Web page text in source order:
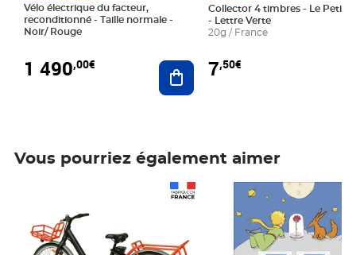
Vélo électrique du facteur,
reconditionné - Taille normale -
Noir/ Rouge
1 490,00€ Ajouter au panier
Collector 4 timbres - Le Petit
- Lettre Verte
20g / France
7,50€
Vous pourriez également aimer
Prix 7,50€